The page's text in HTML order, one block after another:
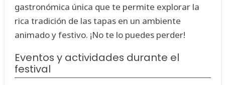
gastronómica única que te permite explorar la
rica tradición de las tapas en un ambiente
animado y festivo. ¡No te lo puedes perder!
Eventos y actividades durante el
festival